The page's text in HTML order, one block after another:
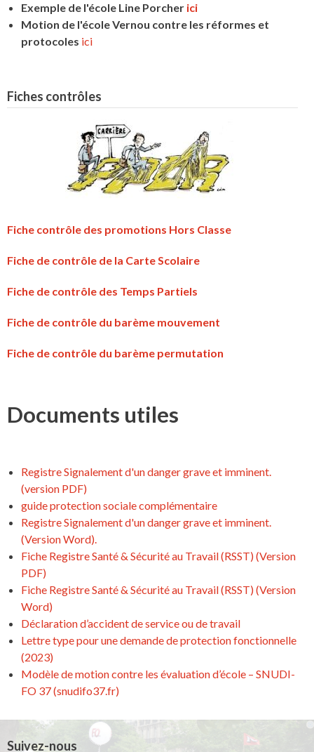
Exemple de l'école Line Porcher ici
Motion de l'école Vernou contre les réformes et
protocoles ici
Fiches contrôles
Fiche contrôle des promotions Hors Classe
Fiche de contrôle de la Carte Scolaire
Fiche de contrôle des Temps Partiels
Fiche de contrôle du barème mouvement
Fiche de contrôle du barème permutation
Documents utiles
Registre Signalement d'un danger grave et imminent.
(version PDF)
guide protection sociale complémentaire
Registre Signalement d'un danger grave et imminent.
(Version Word).
Fiche Registre Santé & Sécurité au Travail (RSST) (Version
PDF)
Fiche Registre Santé & Sécurité au Travail (RSST) (Version
Word)
Déclaration d’accident de service ou de travail
Lettre type pour une demande de protection fonctionnelle
(2023)
Modèle de motion contre les évaluation d’école – SNUDI-
FO 37 (snudifo37.fr)
Suivez-nous